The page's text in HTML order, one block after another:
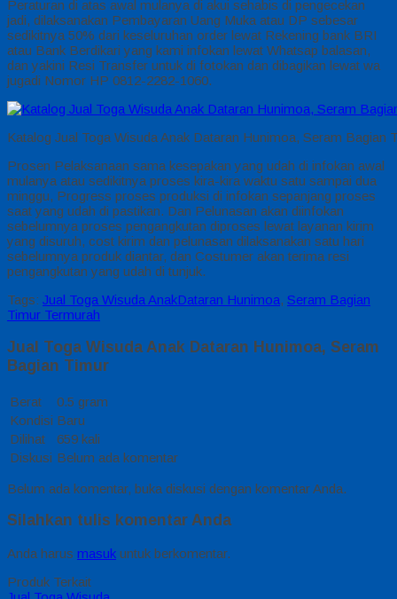
Peraturan di atas awal mulanya di akui sehabis di pengecekan
jadi, dilaksanakan Pembayaran Uang Muka atau DP sebesar
sedikitnya 50% dari keseluruhan order lewat Rekening bank BRI
atau Bank Berdikari yang kami infokan lewat Whatsap balasan,
dan yakini Resi Transfer untuk di fotokan dan dibagikan lewat wa
jugadi Nomor HP 0812-2282-1060.
Katalog Jual Toga Wisuda Anak Dataran Hunimoa, Seram Bagian
Prosen Pelaksanaan sama kesepakan yang udah di infokan awal
mulanya atau sedikitnya proses kira-kira waktu satu sampai dua
minggu, Progress proses produksi di infokan sepanjang proses
saat yang udah di pastikan. Dan Pelunasan akan diinfokan
sebelumnya proses pengangkutan diproses lewat layanan kirim
yang disuruh, cost kirim dan pelunasan dilaksanakan satu hari
sebelumnya produk diantar, dan Costumer akan terima resi
pengangkutan yang udah di tunjuk.
Tags: Jual Toga Wisuda AnakDataran Hunimoa, Seram Bagian
Timur Termurah
Jual Toga Wisuda Anak Dataran Hunimoa, Seram
Bagian Timur
Berat
0.5 gram
Kondisi Baru
Dilihat
659 kali
Diskusi Belum ada komentar
Belum ada komentar, buka diskusi dengan komentar Anda.
Silahkan tulis komentar Anda
Anda harus masuk untuk berkomentar.
Produk Terkait